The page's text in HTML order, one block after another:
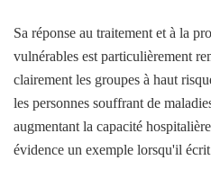
Sa réponse au traitement et à la
vulnérables est particulièrement
clairement les groupes à haut
les personnes souffrant de
augmentant la capacité
évidence un exemple lorsqu'il écrit